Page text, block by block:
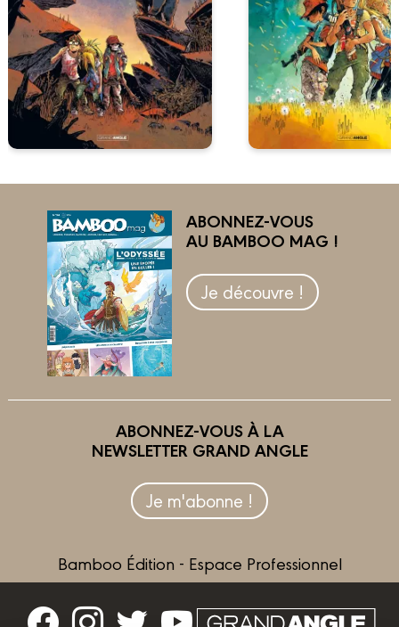
ABONNEZ-VOUS
AU BAMBOO MAG !
Je découvre !
ABONNEZ-VOUS À LA
NEWSLETTER GRAND ANGLE
Je m'abonne !
Bamboo Édition - Espace Professionnel